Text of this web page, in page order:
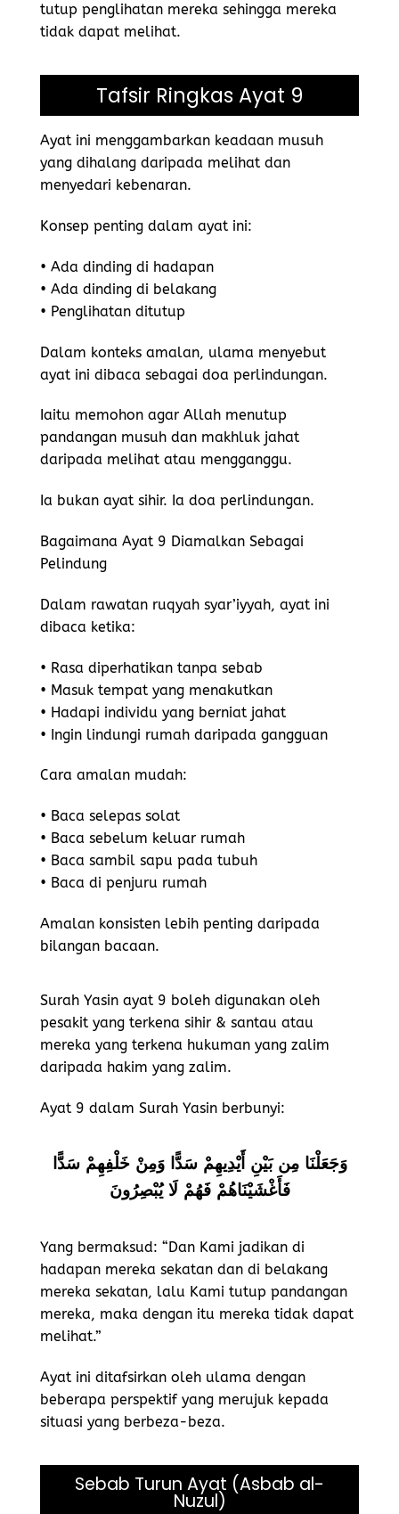
tutup penglihatan mereka sehingga mereka
tidak dapat melihat.
Tafsir Ringkas Ayat 9
Ayat ini menggambarkan keadaan musuh
yang dihalang daripada melihat dan
menyedari kebenaran.
Konsep penting dalam ayat ini:
• Ada dinding di hadapan
• Ada dinding di belakang
• Penglihatan ditutup
Dalam konteks amalan, ulama menyebut
ayat ini dibaca sebagai doa perlindungan.
Iaitu memohon agar Allah menutup
pandangan musuh dan makhluk jahat
daripada melihat atau mengganggu.
Ia bukan ayat sihir. Ia doa perlindungan.
Bagaimana Ayat 9 Diamalkan Sebagai
Pelindung
Dalam rawatan ruqyah syar’iyyah, ayat ini
dibaca ketika:
• Rasa diperhatikan tanpa sebab
• Masuk tempat yang menakutkan
• Hadapi individu yang berniat jahat
• Ingin lindungi rumah daripada gangguan
Cara amalan mudah:
• Baca selepas solat
• Baca sebelum keluar rumah
• Baca sambil sapu pada tubuh
• Baca di penjuru rumah
Amalan konsisten lebih penting daripada
bilangan bacaan.
Surah Yasin ayat 9 boleh digunakan oleh
pesakit yang terkena sihir & santau atau
mereka yang terkena hukuman yang zalim
daripada hakim yang zalim.
Ayat 9 dalam Surah Yasin berbunyi:
وَجَعَلْنَا مِن بَيْنِ أَيْدِيهِمْ سَدًّا وَمِنْ خَلْفِهِمْ سَدًّا
فَأَغْشَيْنَاهُمْ فَهُمْ لَا يُبْصِرُونَ
Yang bermaksud: “Dan Kami jadikan di
hadapan mereka sekatan dan di belakang
mereka sekatan, lalu Kami tutup pandangan
mereka, maka dengan itu mereka tidak dapat
melihat.”
Ayat ini ditafsirkan oleh ulama dengan
beberapa perspektif yang merujuk kepada
situasi yang berbeza-beza.
Sebab Turun Ayat (Asbab al-
Nuzul)